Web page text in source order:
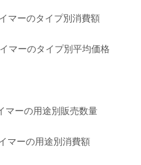
マーのタイプ別消費額
マーのタイプ別平均価格
マーの用途別販売数量
マーの用途別消費額